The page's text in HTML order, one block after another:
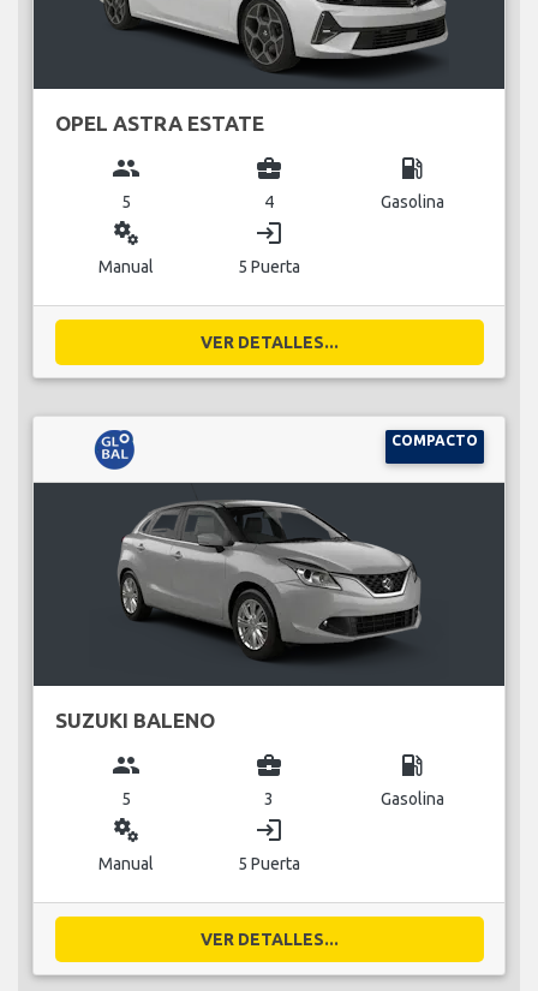
OPEL ASTRA ESTATE
group
5
business_center
4
local_gas_station
Gasolina
miscellaneous_services
Manual
login
5 Puerta
VER DETALLES...
COMPACTO
SUZUKI BALENO
group
5
business_center
3
local_gas_station
Gasolina
miscellaneous_services
Manual
login
5 Puerta
VER DETALLES...